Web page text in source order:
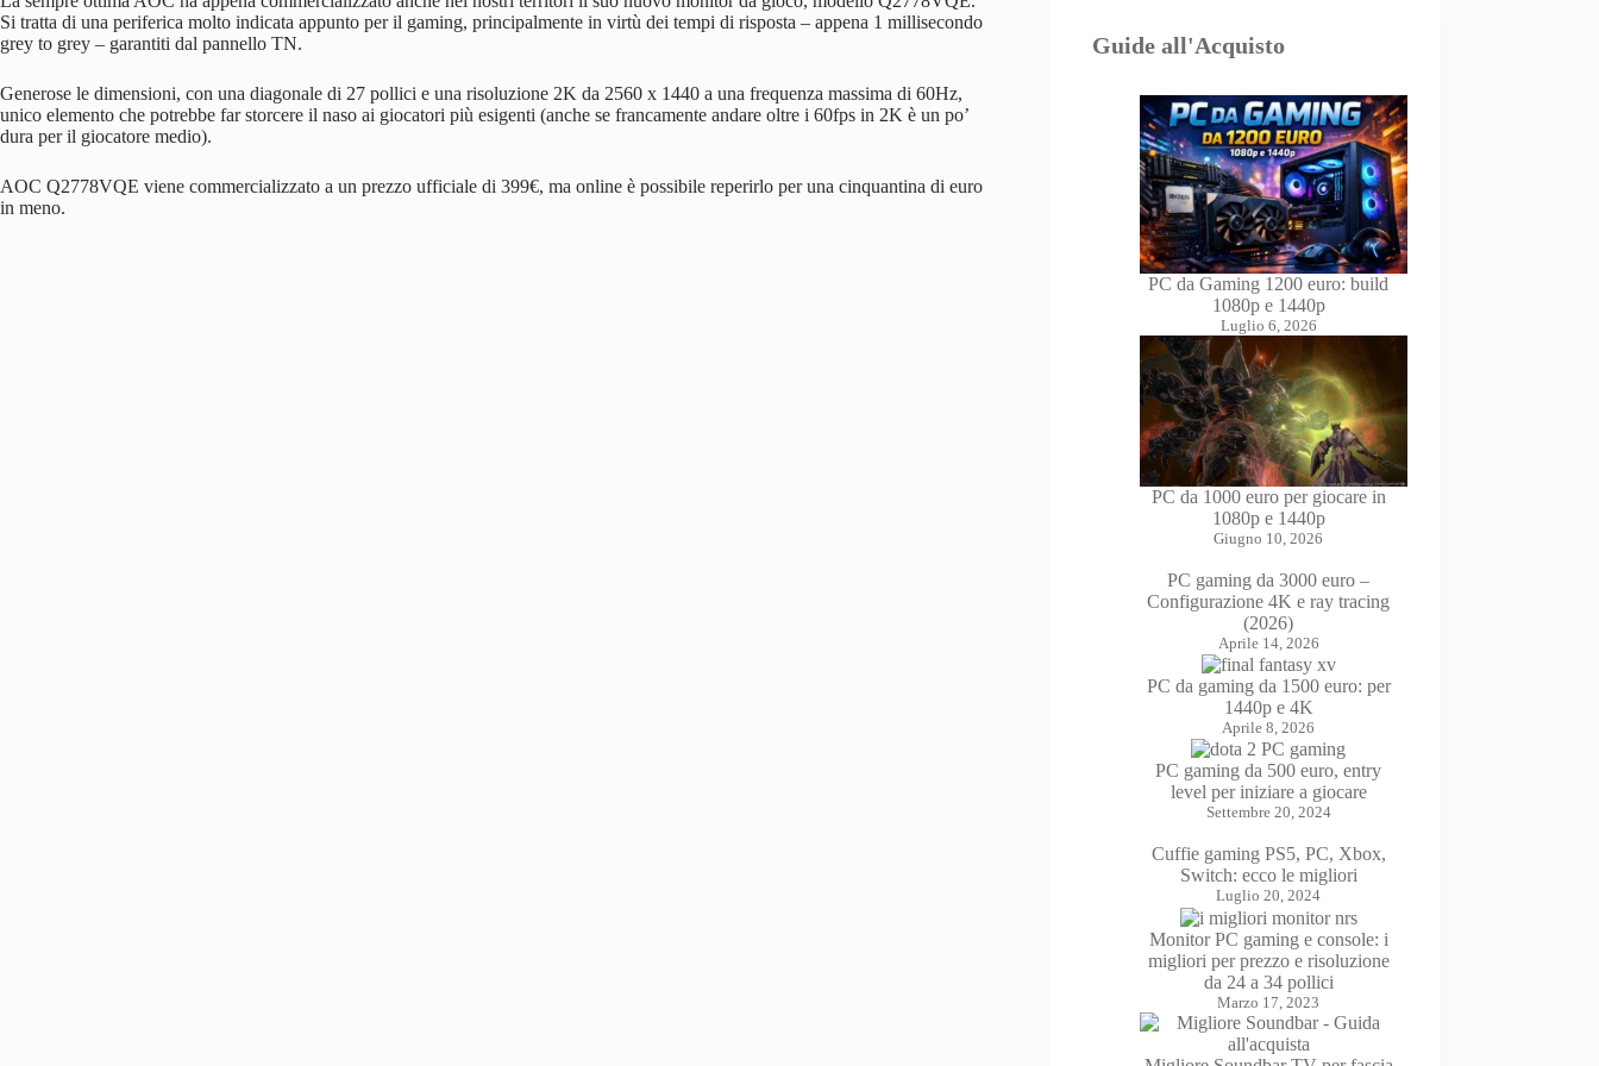
Si tratta di una periferica molto indicata appunto per il gaming, principalmente in virtù dei tempi di risposta – appena 1 millisecondo
grey to grey – garantiti dal pannello TN.
Generose le dimensioni, con una diagonale di 27 pollici e una risoluzione 2K da 2560 x 1440 a una frequenza massima di 60Hz,
unico elemento che potrebbe far storcere il naso ai giocatori più esigenti (anche se francamente andare oltre i 60fps in 2K è un po’
dura per il giocatore medio).
AOC Q2778VQE viene commercializzato a un prezzo ufficiale di 399€, ma online è possibile reperirlo per una cinquantina di euro
in meno.
Guide all'Acquisto
PC da Gaming 1200 euro: build
1080p e 1440p
Luglio 6, 2026
PC da 1000 euro per giocare in
1080p e 1440p
Giugno 10, 2026
PC gaming da 3000 euro –
Configurazione 4K e ray tracing
(2026)
Aprile 14, 2026
PC da gaming da 1500 euro: per
1440p e 4K
Aprile 8, 2026
PC gaming da 500 euro, entry
level per iniziare a giocare
Settembre 20, 2024
Cuffie gaming PS5, PC, Xbox,
Switch: ecco le migliori
Luglio 20, 2024
Monitor PC gaming e console: i
migliori per prezzo e risoluzione
da 24 a 34 pollici
Marzo 17, 2023